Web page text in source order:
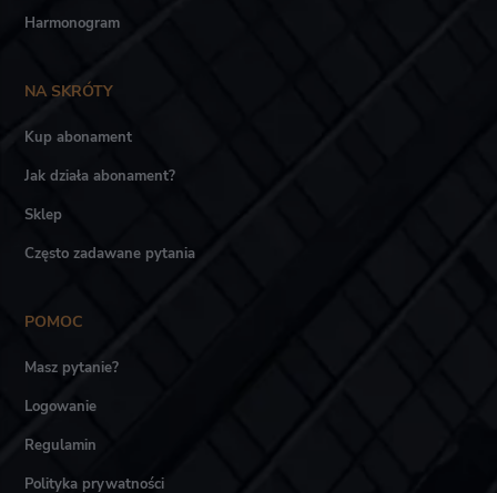
Harmonogram
NA SKRÓTY
Kup abonament
Jak działa abonament?
Sklep
Często zadawane pytania
POMOC
Masz pytanie?
Logowanie
Regulamin
Polityka prywatności